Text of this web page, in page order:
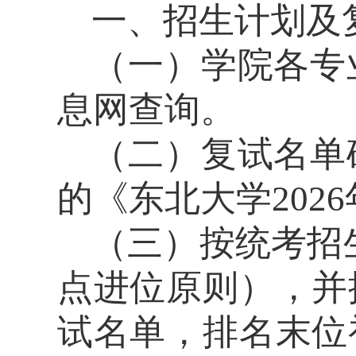
一、招生计划及
（一）学院各
息网查询。
（二）复试名
的《东北大学2026
（三）按统考
点进位原则），
试名单，排名末位